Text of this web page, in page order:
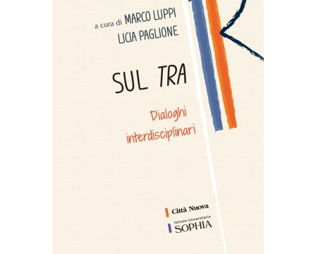
AGGIUNGI AL CARRELLO